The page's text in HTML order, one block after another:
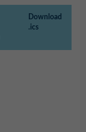
Download
.ics